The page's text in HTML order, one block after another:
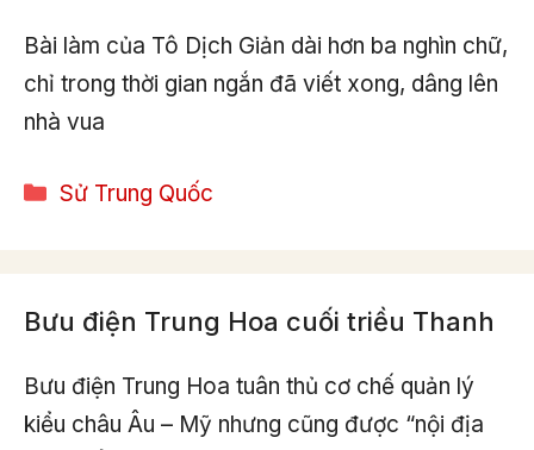
Bài làm của Tô Dịch Giản dài hơn ba nghìn chữ,
chỉ trong thời gian ngắn đã viết xong, dâng lên
nhà vua
Categories
Sử Trung Quốc
Bưu điện Trung Hoa cuối triều Thanh
Bưu điện Trung Hoa tuân thủ cơ chế quản lý
kiểu châu Âu – Mỹ nhưng cũng được “nội địa